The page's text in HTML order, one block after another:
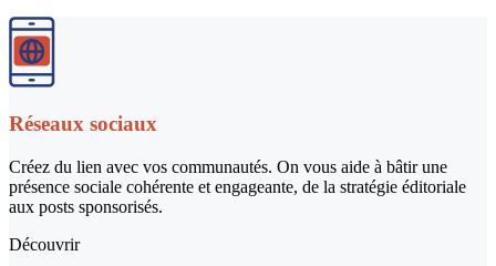
Réseaux sociaux
Créez du lien avec vos communautés. On vous aide à bâtir une
présence sociale cohérente et engageante, de la stratégie éditoriale
aux posts sponsorisés.
Découvrir